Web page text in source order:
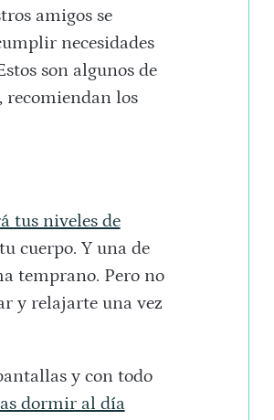
amigos se
necesidades
son algunos de
recomiendan los
tus niveles de
cuerpo. Y una de
temprano. Pero no
y relajarte una vez
y con todo
dormir al día